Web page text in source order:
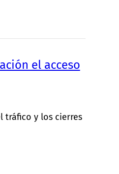
el acceso
tráfico y los cierres